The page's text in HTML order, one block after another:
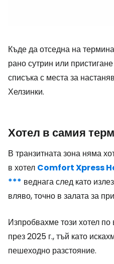
Къде да отседна на
рано сутрин или
списъка с места за
Хелзинки.
Хотел в самия
В транзитната зона няма
в хотел Comfort Xpress
*** веднага след като
вляво, точно в залата за
Изпробвахме този хотел
през 2025 г., тъй като
пешеходно разстояние.